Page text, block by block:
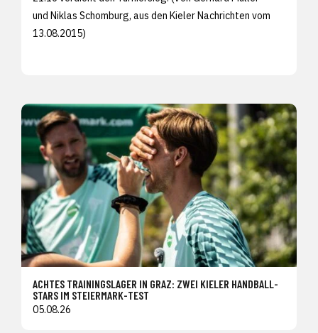
und Niklas Schomburg, aus den Kieler Nachrichten vom
13.08.2015)
ACHTES TRAININGSLAGER IN GRAZ: ZWEI KIELER HANDBALL-
STARS IM STEIERMARK-TEST
05.08.26